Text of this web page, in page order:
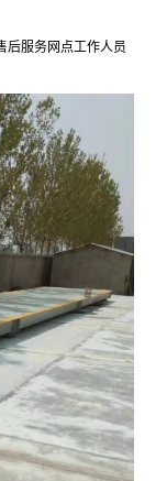
后服务网点工作人员